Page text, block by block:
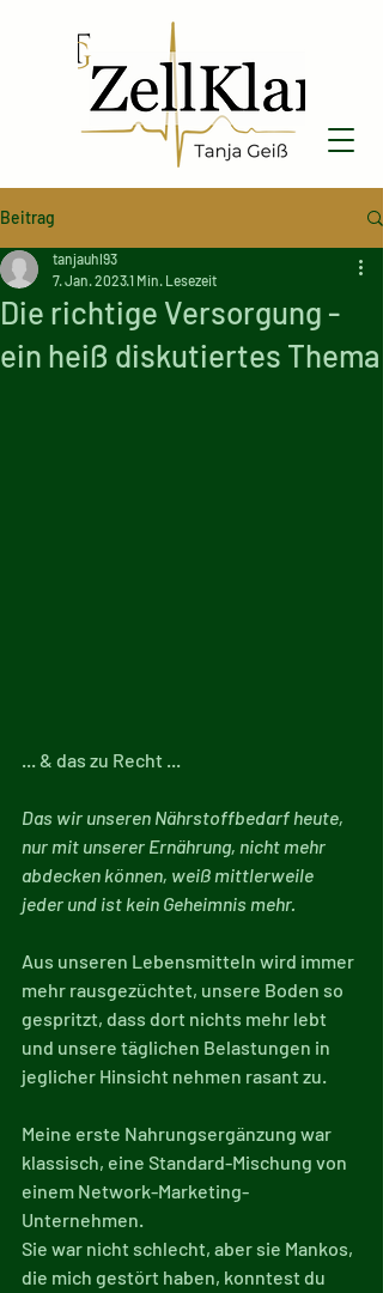
Beitrag
Die richtige Versorgung -
ein heiß diskutiertes Thema
tanjauhl93
7. Jan. 20231 Min. Lesezeit
... & das zu Recht ...
Das wir unseren Nährstoffbedarf heute,
nur mit unserer Ernährung, nicht mehr
abdecken können, weiß mittlerweile
jeder und ist kein Geheimnis mehr.
Aus unseren Lebensmitteln wird immer
mehr rausgezüchtet, unsere Boden so
gespritzt, dass dort nichts mehr lebt
und unsere täglichen Belastungen in
jeglicher Hinsicht nehmen rasant zu.
Meine erste Nahrungsergänzung war
klassisch, eine Standard-Mischung von
einem Network-Marketing-
Unternehmen.
Sie war nicht schlecht, aber sie Mankos,
die mich gestört haben, konntest du